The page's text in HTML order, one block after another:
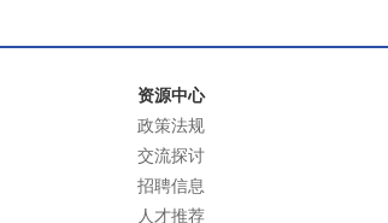
资源中心
政策法规
交流探讨
招聘信息
人才推荐